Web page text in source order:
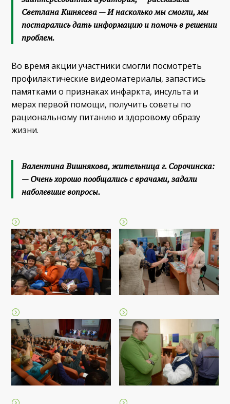
Светлана Кшнясева — И насколько мы смогли, мы
постарались дать информацию и помочь в решении
проблем.
Во время акции участники смогли посмотреть
профилактические видеоматериалы, запастись
памятками о признаках инфаркта, инсульта и
мерах первой помощи, получить советы по
рациональному питанию и здоровому образу
жизни.
Валентина Вишнякова, жительница г. Сорочинска:
— Очень хорошо пообщались с врачами, задали
наболевшие вопросы.